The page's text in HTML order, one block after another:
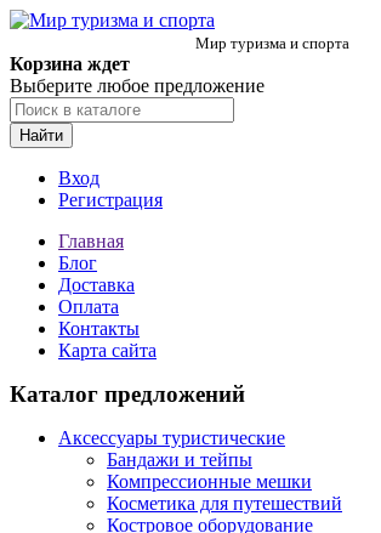
Мир туризма и спорта
Корзина ждет
Выберите любое предложение
Найти
Вход
Регистрация
Главная
Блог
Доставка
Оплата
Контакты
Карта сайта
Каталог предложений
Аксессуары туристические
Бандажи и тейпы
Компрессионные мешки
Косметика для путешествий
Костровое оборудование